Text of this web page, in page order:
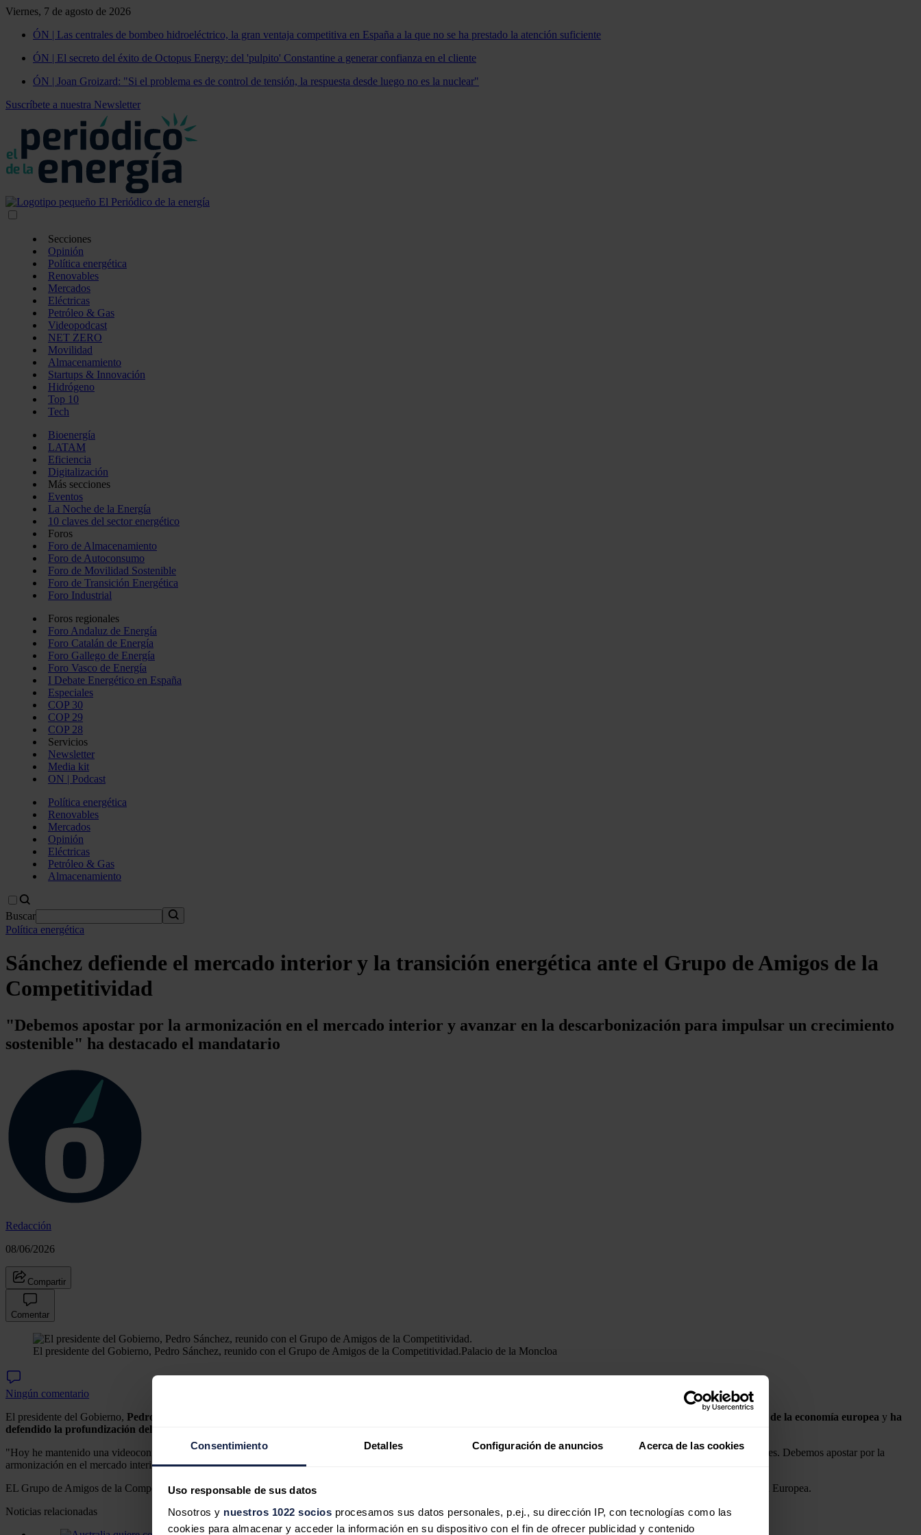
Consentimiento Detalles Configuración de anuncios Acerca de las cookies
Uso responsable de sus datos
Nosotros y nuestros 1022 socios procesamos sus datos personales, p.ej., su dirección IP, con tecnologías como las
cookies para almacenar y acceder la información en su dispositivo con el fin de ofrecer publicidad y contenido
Viernes, 7 de agosto de 2026
ÓN | Las centrales de bombeo hidroeléctrico, la gran ventaja competitiva en España a la que no se ha prestado la atención suficiente
ÓN | El secreto del éxito de Octopus Energy: del 'pulpito' Constantine a generar confianza en el cliente
ÓN | Joan Groizard: "Si el problema es de control de tensión, la respuesta desde luego no es la nuclear"
Suscríbete a nuestra Newsletter
Secciones
Opinión
Política energética
Renovables
Mercados
Eléctricas
Petróleo & Gas
Videopodcast
NET ZERO
Movilidad
Almacenamiento
Startups & Innovación
Hidrógeno
Top 10
Tech
Bioenergía
LATAM
Eficiencia
Digitalización
Más secciones
Eventos
La Noche de la Energía
10 claves del sector energético
Foros
Foro de Almacenamiento
Foro de Autoconsumo
Foro de Movilidad Sostenible
Foro de Transición Energética
Foro Industrial
Foros regionales
Foro Andaluz de Energía
Foro Catalán de Energía
Foro Gallego de Energía
Foro Vasco de Energía
I Debate Energético en España
Especiales
COP 30
COP 29
COP 28
Servicios
Newsletter
Media kit
ON | Podcast
Política energética
Renovables
Mercados
Opinión
Eléctricas
Petróleo & Gas
Almacenamiento
Buscar
Política energética
Sánchez defiende el mercado interior y la transición energética ante el Grupo de Amigos de la
Competitividad
"Debemos apostar por la armonización en el mercado interior y avanzar en la descarbonización para impulsar un crecimiento
sostenible" ha destacado el mandatario
Redacción
08/06/2026
Compartir
Comentar
El presidente del Gobierno, Pedro Sánchez, reunido con el Grupo de Amigos de la Competitividad.Palacio de la Moncloa
Ningún comentario
El presidente del Gobierno, Pedro Sánchez, ha mantenido una reunión vía telemática con el Grupo de Amigos de la Competitividad para tratar los retos en este ámbito de la economía europea y ha
defendido la profundización del mercado interior y la transición energética.
"Hoy he mantenido una videoconferencia con el Grupo de Amigos de la Competitividad. Europa debe reforzar su capacidad para innovar, atraer inversión y generar oportunidades. Debemos apostar por la
armonización en el mercado interior y avanzar en la descarbonización para impulsar un crecimiento sostenible", ha destacado el presidente en un mensaje en redes sociales.
EL Grupo de Amigos de la Competitividad se trata de un grupo informal que reúne a líderes europeos con el objetivo de impulsar la agenda de competitividad dentro de la Unión Europea.
Noticias relacionadas